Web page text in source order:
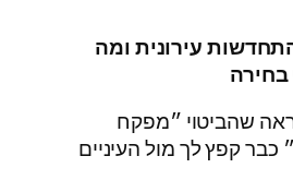
עירונית ומה
בחירה
שהביטוי ״מפקח
כבר קפץ לך מול העיניים